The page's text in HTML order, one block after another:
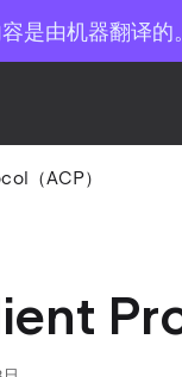
是由机器翻译的
（ACP）